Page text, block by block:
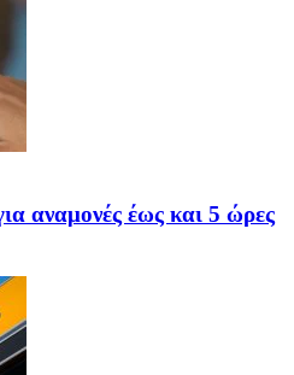
αναμονές έως και 5 ώρες